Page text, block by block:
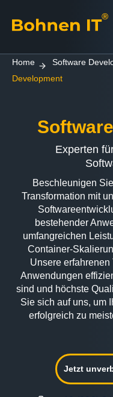
Home Software
Development
Experten
Beschleunigen
Transformation mit
bestehender
umfangreichen
Container-
Unsere erfahrenen
Anwendungen
sind und höchste
Sie sich auf uns, um
erfolgreich zu
Jetzt